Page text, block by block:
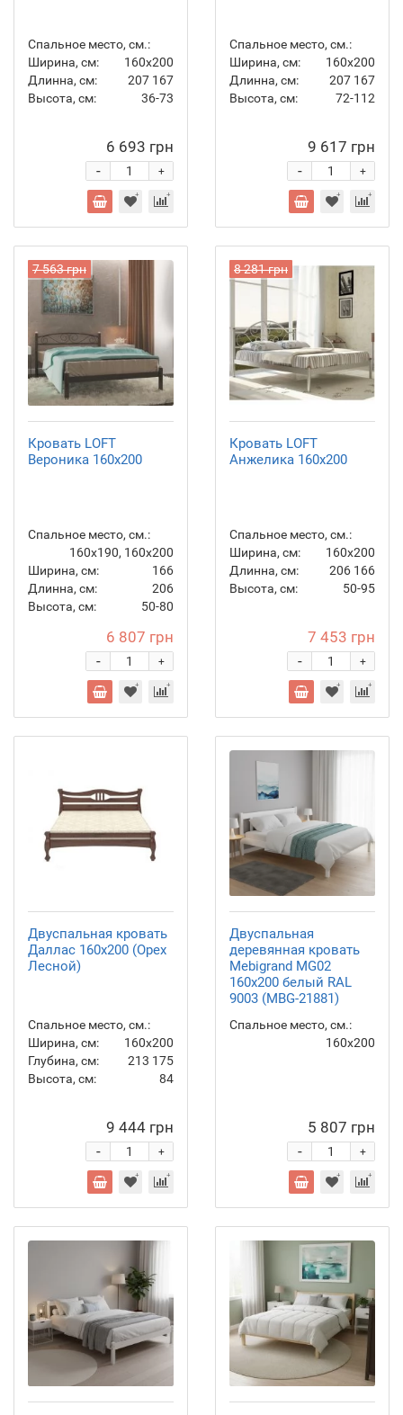
Спальное место, см.:
160х200
Ширина, см:
167
Длинна, см:
207
Высота, см:
36-73
6 693 грн
+
-
Спальное место, см.:
160х200
Ширина, см:
167
Длинна, см:
207
Высота, см:
72-112
9 617 грн
+
-
7 563 грн
Кровать LOFT
Вероника 160х200
Спальное место, см.:
160x190, 160x200
Ширина, см:
166
Длинна, см:
206
Высота, см:
50-80
6 807 грн
+
-
8 281 грн
Кровать LOFT
Анжелика 160х200
Спальное место, см.:
160х200
Ширина, см:
166
Длинна, см:
206
Высота, см:
50-95
7 453 грн
+
-
Двуспальная кровать
Даллас 160x200 (Орех
Лесной)
Спальное место, см.:
160x200
Ширина, см:
175
Глубина, см:
213
Высота, см:
84
9 444 грн
+
-
Двуспальная
деревянная кровать
Mebigrand MG02
160х200 белый RAL
9003 (MBG-21881)
Спальное место, см.:
160x200
5 807 грн
+
-